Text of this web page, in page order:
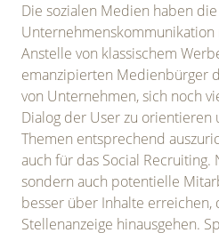
Die sozialen Medien haben die
Unternehmenskommunikation
Anstelle von klassischem
emanzipierten Medienbürger
von Unternehmen, sich noch
Dialog der User zu orientieren
Themen entsprechend
auch für das Social Recruiting.
sondern auch potentielle
besser über Inhalte erreichen,
Stellenanzeige hinausgehen.